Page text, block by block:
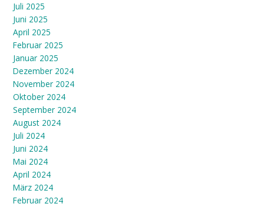
Juli 2025
Juni 2025
April 2025
Februar 2025
Januar 2025
Dezember 2024
November 2024
Oktober 2024
September 2024
August 2024
Juli 2024
Juni 2024
Mai 2024
April 2024
März 2024
Februar 2024